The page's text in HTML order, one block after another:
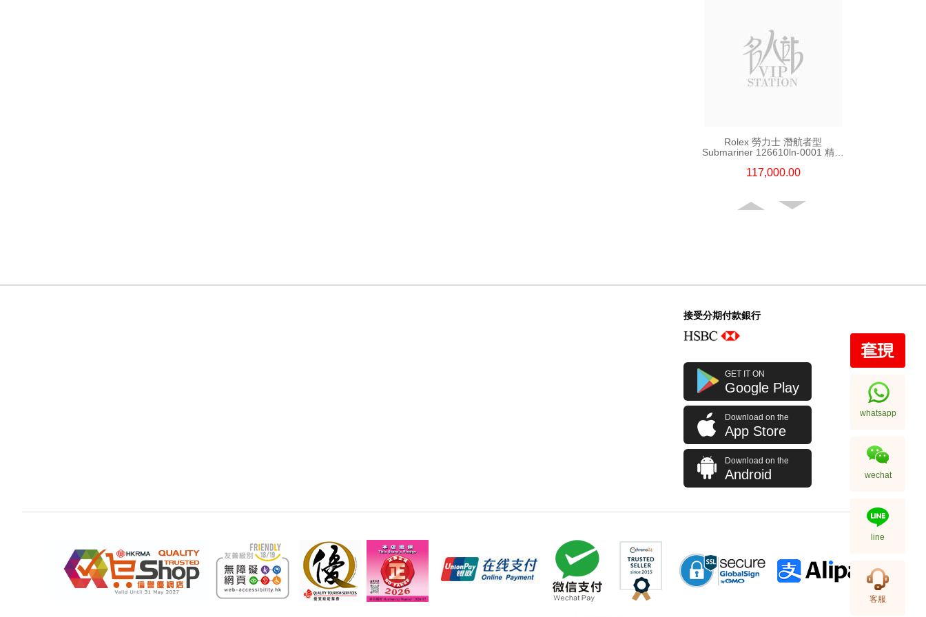
Rolex 勞力士 潛航者型
Submariner 126610ln-0001 精鋼
117,000.00
Rolex 勞力士 格林尼治型 Ii Gmt-
Master Ii 126710blro-0001 精鋼
百事圈
256,000.00
接受分期付款銀行
GET IT ON
Google Play
Download on the
App Store
Download on the
Android
whatsapp
wechat
line
客服